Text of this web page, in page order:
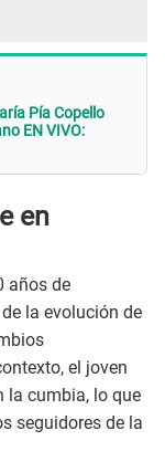
Pía Copello
EN VIVO:
en
años de
la evolución de
el joven
la cumbia, lo que
seguidores de la